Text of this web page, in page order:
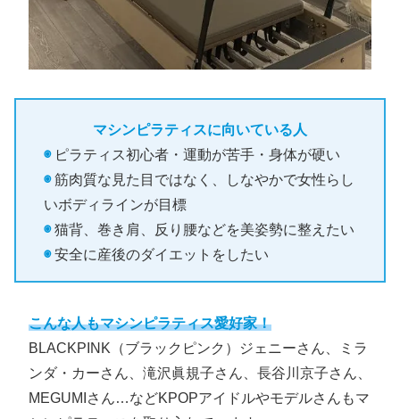
マシンピラティスに向いている人
◉ ピラティス初心者・運動が苦手・身体が硬い
◉筋肉質な見た目ではなく、しなやかで女性らし
いボディラインが目標
◉猫背、巻き肩、反り腰などを美姿勢に整えたい
◉安全に産後のダイエットをしたい
こんな人もマシンピラティス愛好家！
BLACKPINK（ブラックピンク）ジェニーさん、ミラ
ンダ・カーさん、滝沢眞規子さん、長谷川京子さん、
MEGUMIさん…などKPOPアイドルやモデルさんもマ